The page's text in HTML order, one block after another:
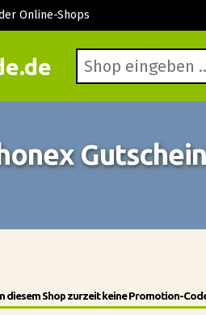
Online-Shops
diesem Shop zurzeit keine Promotion-